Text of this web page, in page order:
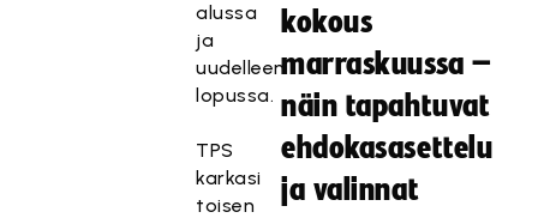
alussa
ja
uudelleen
lopussa.
TPS
karkasi
toisen
kokous
marraskuussa –
näin tapahtuvat
ehdokasasettelu
ja valinnat